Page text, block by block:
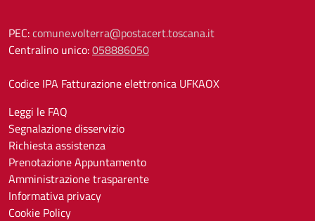
PEC:comune.volterra@postacert.toscana.it
Centralino unico:058886050
Codice IPA Fatturazione elettronica UFKAOX
Leggi le FAQ
Segnalazione disservizio
Richiesta assistenza
Prenotazione Appuntamento
Amministrazione trasparente
Informativa privacy
Cookie Policy